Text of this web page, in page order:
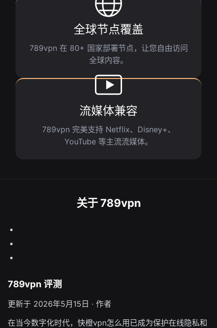
全球节点覆盖
789vpn 在 80+ 国家部署节点，让您自由访问
全球内容。
流媒体兼容
789vpn 完美支持 Netflix、Disney+、
YouTube 等主流流媒体。
关于 789vpn
789vpn 评测
更新于 2026年5月15日 · 作者
在当今数字化时代，快橙vpn怎么用已成为保护在线隐私和